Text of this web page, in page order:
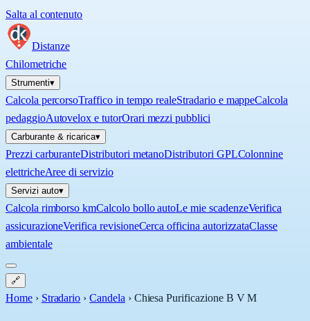
Salta al contenuto
Distanze
Chilometriche
Strumenti▾
Calcola percorsoTraffico in tempo realeStradario e mappeCalcola
pedaggioAutovelox e tutorOrari mezzi pubblici
Carburante & ricarica▾
Prezzi carburanteDistributori metanoDistributori GPLColonnine
elettricheAree di servizio
Servizi auto▾
Calcola rimborso kmCalcolo bollo autoLe mie scadenzeVerifica
assicurazioneVerifica revisioneCerca officina autorizzataClasse
ambientale
🔗
Home › Stradario › Candela › Chiesa Purificazione B V M